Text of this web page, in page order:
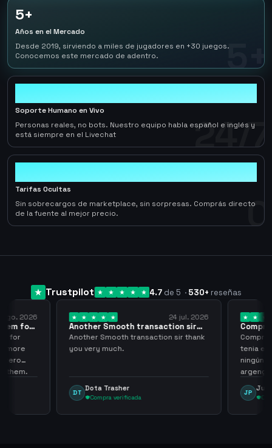
5+
5+
Años en el Mercado
Desde 2019, sirviendo a miles de jugadores en +30 juegos.
Conocemos este mercado de adentro.
24/7
Soporte Humano en Vivo
Personas reales, no bots. Nuestro equipo habla español e inglés y
está siempre en el Livechat
0
Tarifas Ocultas
Sin sobrecargos de marketplace, sin sorpresas. Comprás directo
de la fuente al mejor precio.
Trustpilot 4.7 de 5 · 530+ reseñas
2026
for
for
more
zero
them.
24 jul. 2026
Another Smooth transaction sir
thank…
Another Smooth transaction sir thank
you very much.
DT
Dota Trasher
Compra verificada
los…
Compre
tenia en
ningún
JP
Juan